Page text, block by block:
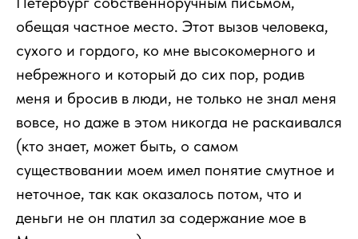
обещая частное место. Этот вызов человека,
сухого и гордого, ко мне высокомерного и
небрежного и который до сих пор, родив
меня и бросив в люди, не только не знал меня
вовсе, но даже в этом никогда не раскаивался
(кто знает, может быть, о самом
существовании моем имел понятие смутное и
неточное, так как оказалось потом, что и
деньги не он платил за содержание мое в